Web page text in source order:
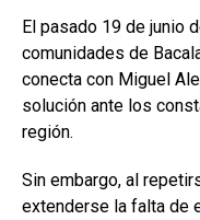
El pasado 19 de junio
comunidades de
conecta con Miguel
solución ante los
región.
Sin embargo, al
extenderse la falta de